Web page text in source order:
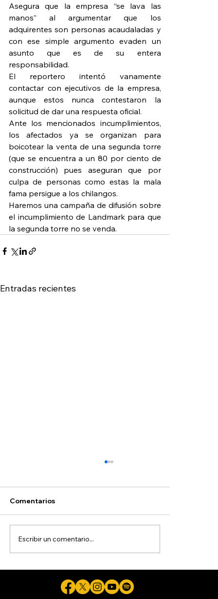
Asegura que la empresa “se lava las
manos” al argumentar que los
adquirentes son personas acaudaladas y
con ese simple argumento evaden un
asunto que es de su entera
responsabilidad.
El reportero intentó vanamente
contactar con ejecutivos de la empresa,
aunque estos nunca contestaron la
solicitud de dar una respuesta oficial.
Ante los mencionados incumplimientos,
los afectados ya se organizan para
boicotear la venta de una segunda torre
(que se encuentra a un 80 por ciento de
construcción) pues aseguran que por
culpa de personas como estas la mala
fama persigue a los chilangos.
Haremos una campaña de difusión sobre
el incumplimiento de Landmark para que
la segunda torre no se venda.
Entradas recientes
presunta agresión a su novia, de 15
Comentarios
Escribir un comentario...